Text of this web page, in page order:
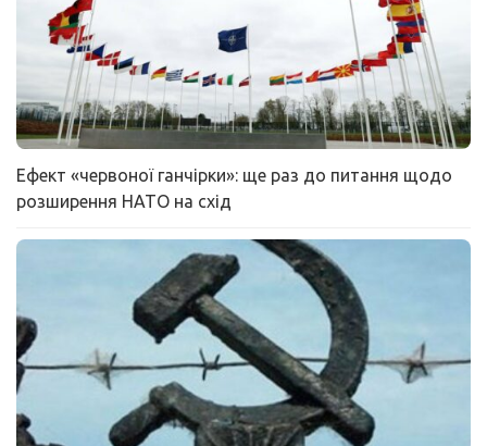
Ефект «червоної ганчірки»: ще раз до питання щодо
розширення НАТО на схід